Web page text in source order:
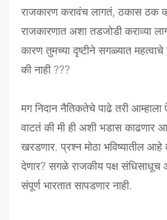
राजकारण करावंच लागतं, ठकास ठक
राजकारणात अशा तडजोडी कराव्या
कारण तुमच्या दृष्टीने सगळ्यात महत्वाचे
की नाही ???
मग निदान नैतिकतेचे पाढे तरी
वाटतं की मी ही अशी भडास काढणार
खरडणार. प्रश्न मोठा भविष्यातील आहे
देणार? सगळे राजकीय पक्ष
संपूर्ण भारतात सापडणार नाही.